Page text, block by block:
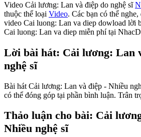
Video Cải lương: Lan và điệp do nghệ sĩ
thuộc thể loại Video. Các bạn có thể
video Cai luong: Lan va diep dowload lời
Cai luong: Lan va diep miễn phí tại
Lời bài hát: Cải lương: Lan
nghệ sĩ
Bài hát Cải lương: Lan và điệp - Nhiều
có thể đóng góp tại phần bình luận. Trân
Thảo luận cho bài: Cải
Nhiều nghệ sĩ